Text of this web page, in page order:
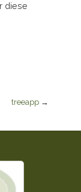
diese
treeapp →